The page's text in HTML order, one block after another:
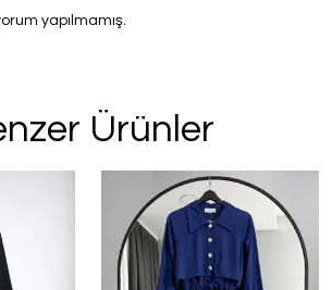
yapılmamış.
Ürünler